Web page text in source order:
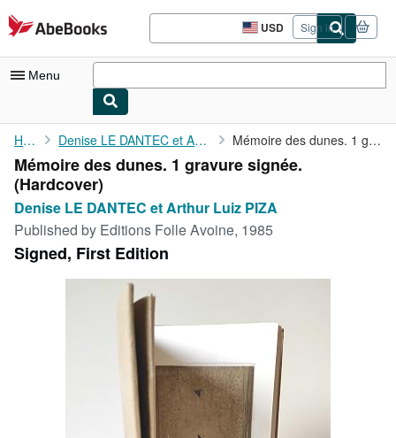
Skip to main content
AbeBooks.com USD
Site
shopping
Sign in
Menu
My Account
My Purchases
Advanced Search
Browse Collections
Rare Books
Home Denise LE DANTEC et Arthur Luiz PIZA Mémoire des dunes. 1 gravure signée.
Mémoire des dunes. 1 gravure signée.
(Hardcover)
Denise LE DANTEC et Arthur Luiz PIZA
Published by Editions Folle Avoine, 1985
Signed, First Edition